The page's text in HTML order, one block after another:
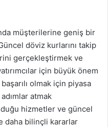
müşterilerine geniş bir
döviz kurlarını takip
gerçekleştirmek ve
için büyük önem
olmak için piyasa
atmak
hizmetler ve güncel
daha bilinçli kararlar